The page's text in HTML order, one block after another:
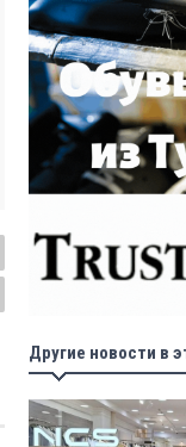
Другие новости в